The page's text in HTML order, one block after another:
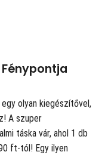
Fénypontja
olyan kiegészítővel,
A szuper
táska vár, ahol 1 db
ft-tól! Egy ilyen